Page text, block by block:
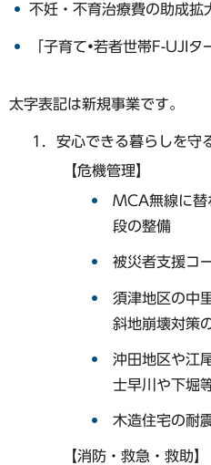
不妊・不育治療費の助成拡
「子育て•若者世帯F-UJI
太字表記は新規事業です。
安心できる暮らしを守
【危機管理】
MCA無線に替
段の整備
被災者支援コ
須津地区の中
斜地崩壊対策
沖田地区や江
士早川や下堀
木造住宅の耐
【消防・救急・救助】